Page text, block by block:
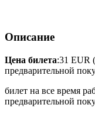
Описание
Цена билета:31 EUR
предварительной
билет на все время
предварительной